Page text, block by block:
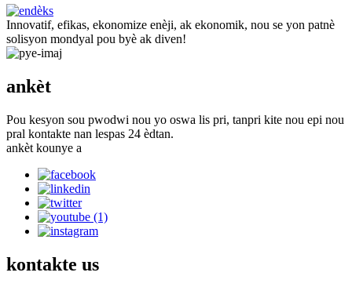
Innovatif, efikas, ekonomize enèji, ak ekonomik, nou se yon patnè
solisyon mondyal pou byè ak diven!
ankèt
Pou kesyon sou pwodwi nou yo oswa lis pri, tanpri kite nou epi nou
pral kontakte nan lespas 24 èdtan.
ankèt kounye a
kontakte us